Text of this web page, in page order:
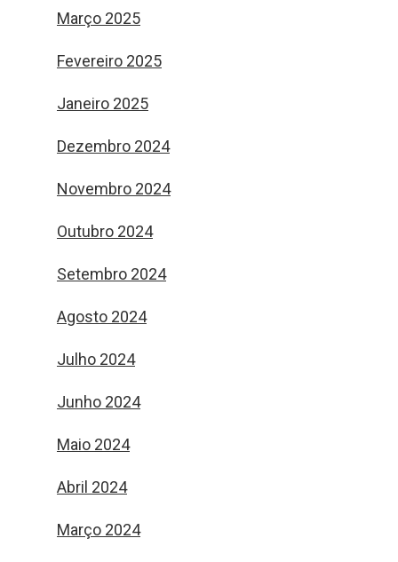
Março 2025
Fevereiro 2025
Janeiro 2025
Dezembro 2024
Novembro 2024
Outubro 2024
Setembro 2024
Agosto 2024
Julho 2024
Junho 2024
Maio 2024
Abril 2024
Março 2024